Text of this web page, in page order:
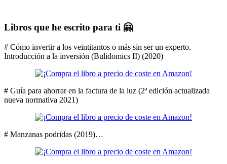
Libros que he escrito para ti 🤗
# Cómo invertir a los veintitantos o más sin ser un experto.
Introducción a la inversión (Bulidomics II) (2020)
# Guía para ahorrar en la factura de la luz (2ª edición actualizada
nueva normativa 2021)
# Manzanas podridas (2019)…